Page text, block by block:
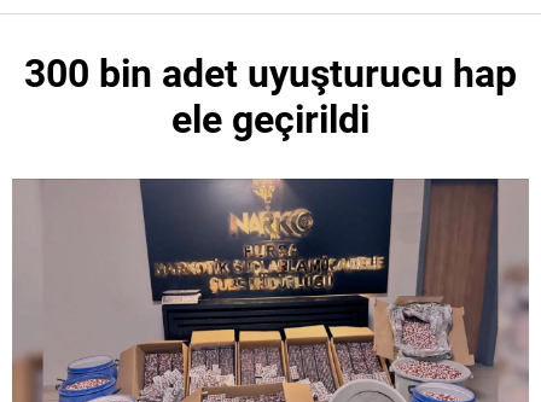
300 bin adet uyuşturucu hap
ele geçirildi